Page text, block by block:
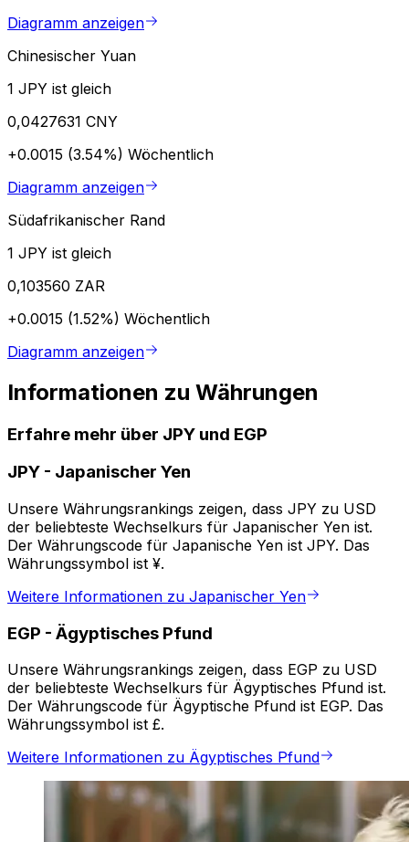
Diagramm anzeigen
Chinesischer Yuan
1 JPY ist gleich
0,0427631 CNY
+0.0015 (3.54%) Wöchentlich
Diagramm anzeigen
Südafrikanischer Rand
1 JPY ist gleich
0,103560 ZAR
+0.0015 (1.52%) Wöchentlich
Diagramm anzeigen
Informationen zu Währungen
Erfahre mehr über JPY und EGP
JPY - Japanischer Yen
Unsere Währungsrankings zeigen, dass JPY zu USD
der beliebteste Wechselkurs für Japanischer Yen ist.
Der Währungscode für Japanische Yen ist JPY. Das
Währungssymbol ist ¥.
Weitere Informationen zu Japanischer Yen
EGP - Ägyptisches Pfund
Unsere Währungsrankings zeigen, dass EGP zu USD
der beliebteste Wechselkurs für Ägyptisches Pfund ist.
Der Währungscode für Ägyptische Pfund ist EGP. Das
Währungssymbol ist £.
Weitere Informationen zu Ägyptisches Pfund